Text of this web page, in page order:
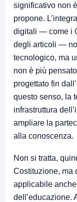
significativo non
propone.
digitali — come i
degli articoli —
tecnologico, ma
non è più
progettato fin
questo senso, la
infrastruttura
ampliare la
alla conoscenza.
Non si tratta,
Costituzione, ma
applicabile
dell’educazione.